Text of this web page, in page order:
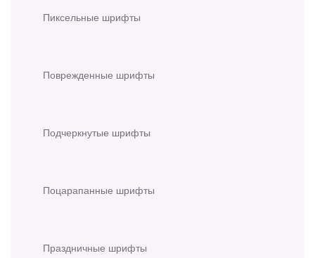
Пиксельные шрифты
Поврежденные шрифты
Подчеркнутые шрифты
Поцарапанные шрифты
Праздничные шрифты